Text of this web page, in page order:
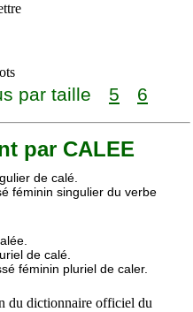
par taille 5 6
par CALEE
de calé.
féminin singulier du verbe
de calé.
féminin pluriel de caler.
du dictionnaire officiel du